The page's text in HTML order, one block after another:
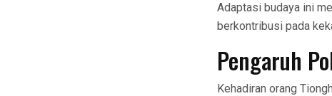
Adaptasi budaya ini
berkontribusi pada
Pengaruh
Kehadiran orang